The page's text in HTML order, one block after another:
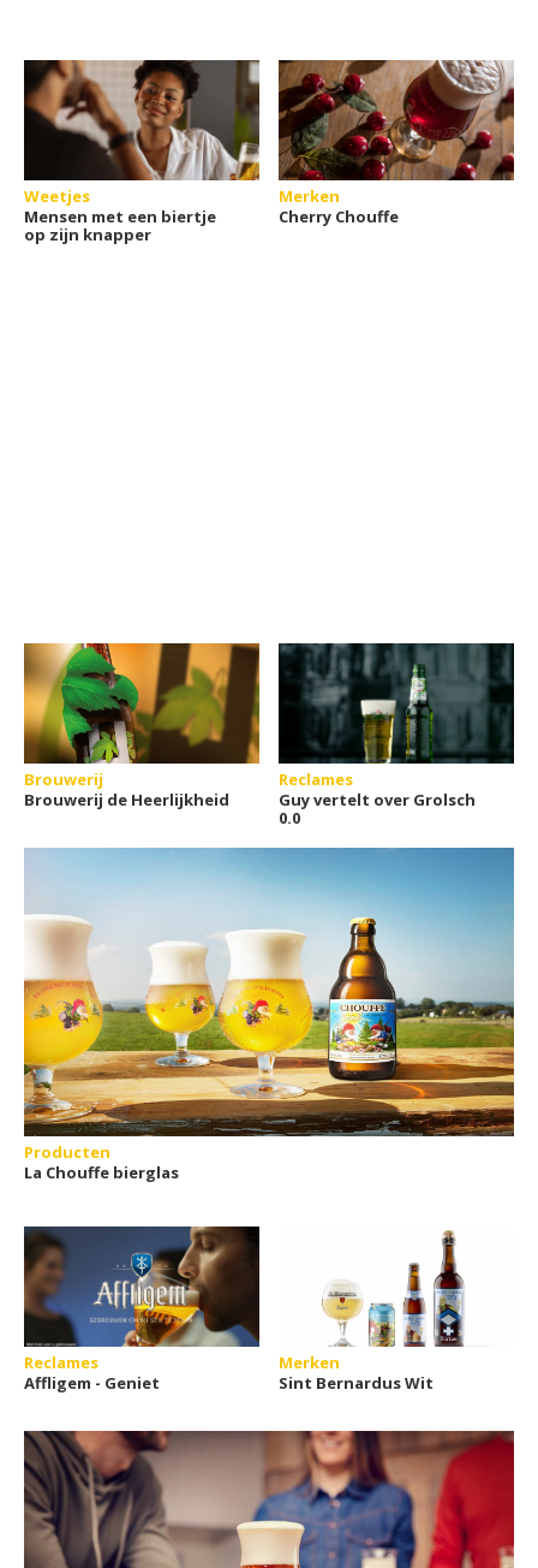
Weetjes
Mensen met een biertje
op zijn knapper
Merken
Cherry Chouffe
Brouwerij
Brouwerij de Heerlijkheid
Reclames
Guy vertelt over Grolsch
0.0
Producten
La Chouffe bierglas
Reclames
Affligem - Geniet
Merken
Sint Bernardus Wit